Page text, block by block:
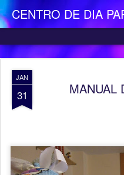
JAN
31 MANUAL